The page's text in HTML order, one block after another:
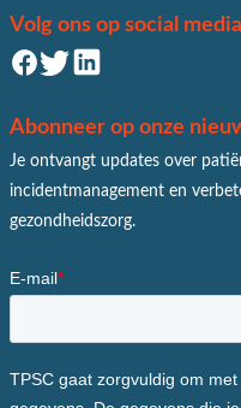
Volg ons op social media
Abonneer op onze
Je ontvangt updates over
incidentmanagement en
gezondheidszorg.